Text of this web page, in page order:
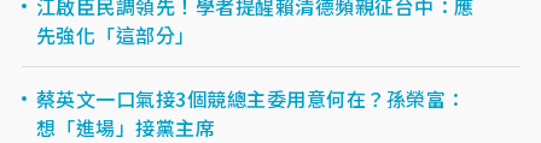
江啟臣民調領先！學者提醒賴清德頻親征台中：應
先強化「這部分」
蔡英文一口氣接3個競總主委用意何在？孫榮富：
想「進場」接黨主席